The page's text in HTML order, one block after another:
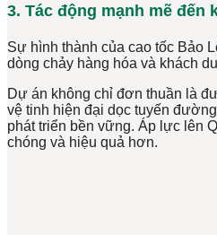
3. Tác động mạnh mẽ đến
Sự hình thành của cao tốc Bảo
dòng chảy hàng hóa và khách
Dự án không chỉ đơn thuần là
vệ tinh hiện đại dọc tuyến
phát triển bền vững. Áp lực lên
chóng và hiệu quả hơn.